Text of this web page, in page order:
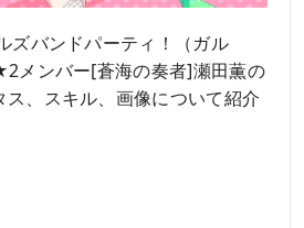
ズバンドパーティ！（ガル
メンバー[蒼海の奏者]瀬田薫の
、スキル、画像について紹介